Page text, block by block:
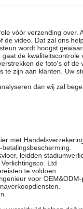
vóór verzending
video. Dat zal ons
wordt hoogst
de
de foto's of
te zijn aan klanten. Uw
dan wij zal
met
leidden
Ltd
te voldoen.
voor OEM&ODM-